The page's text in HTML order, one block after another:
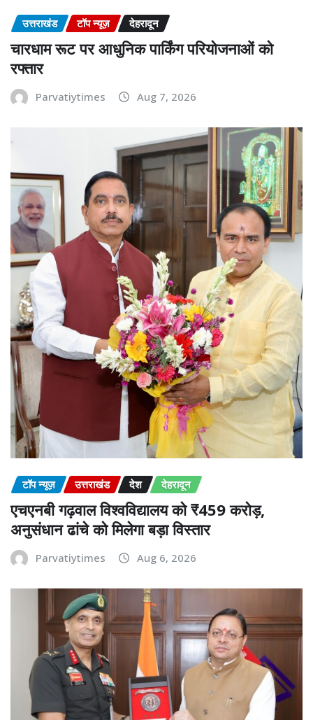
उत्तराखंड टॉप न्यूज़ देहरादून
चारधाम रूट पर आधुनिक पार्किंग परियोजनाओं को
रफ्तार
Parvatiytimes Aug 7, 2026
टॉप न्यूज़ उत्तराखंड देश देहरादून
एचएनबी गढ़वाल विश्वविद्यालय को ₹459 करोड़,
अनुसंधान ढांचे को मिलेगा बड़ा विस्तार
Parvatiytimes Aug 6, 2026